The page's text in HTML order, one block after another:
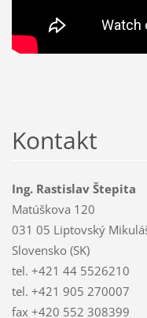
Kontakt
Ing. Rastislav Štepita
Matúškova 120
031 05 Liptovský
Slovensko (SK)
tel. +421 44 5526210
tel. +421 905 270007
fax +420 552 308399